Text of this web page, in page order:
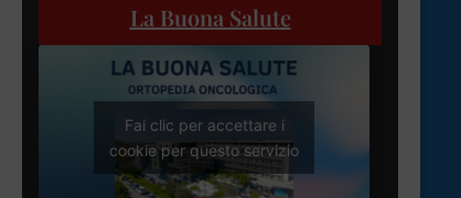
La Buona Salute
Fai clic per accettare i
cookie per questo servizio